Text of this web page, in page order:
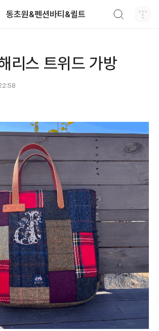
동초원&펜션바티&퀼트
리스 트위드 가방